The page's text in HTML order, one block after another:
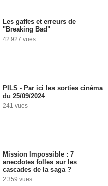
Les gaffes et erreurs de
"Breaking Bad"
42 927 vues
PILS - Par ici les sorties cinéma
du 25/09/2024
241 vues
Mission Impossible : 7
anecdotes folles sur les
cascades de la saga ?
2 359 vues